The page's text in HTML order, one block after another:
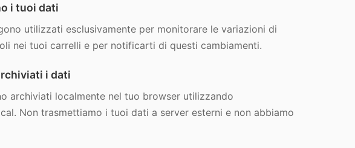
i tuoi dati
utilizzati esclusivamente per monitorare le variazioni di
nei tuoi carrelli e per notificarti di questi cambiamenti.
i dati
archiviati localmente nel tuo browser utilizzando
Non trasmettiamo i tuoi dati a server esterni e non abbiamo